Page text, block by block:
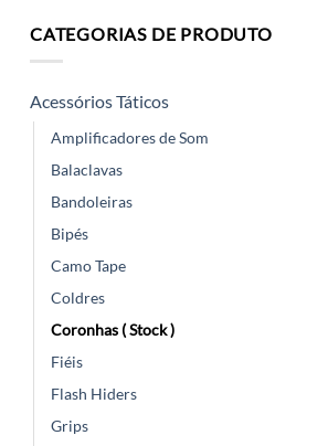
CATEGORIAS DE PRODUTO
Acessórios Táticos
Amplificadores de Som
Balaclavas
Bandoleiras
Bipés
Camo Tape
Coldres
Coronhas ( Stock )
Fiéis
Flash Hiders
Grips